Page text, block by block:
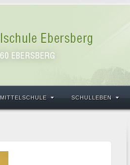
MITTELSCHULE SCHULLEBEN